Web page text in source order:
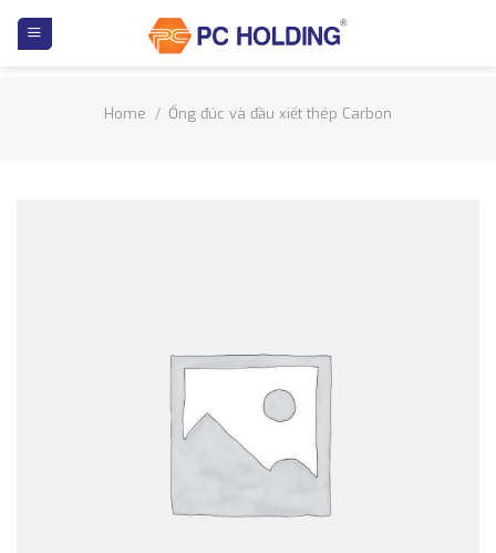
Home / Ống đúc và đầu xiết thép Carbon